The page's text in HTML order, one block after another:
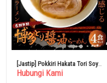
[Jastip] Pokkiri Hakata Tori Soy
Sauce Ramen 4 Set
Hubungi Kami